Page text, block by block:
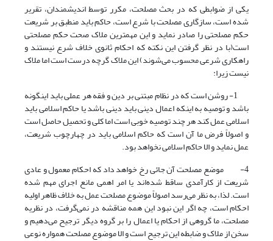
یکی از ضوابطی که در بحث مصلحت، مکرر توسط اندیشمندان، تقریر
شده است، سازگاری مصلحت با شرع است، حاکم باید منطبق بر شریعت
حکم مصلحتی را صادر نماید و این مهمترین ملاک صحت حکم مصلحتی
است(با در نظر گرفتن این نکته که احکام ثانوی خلاف شرع نیستند و
راهکاری شرعی محسوب می‌شوند) این ملاک گرچه درست است اما ملاک
نیست زیرا:
1- روشن است که در نظام مبتنی بر دین و فقه هر عملی باید اینگونه
باشد و توصیه به اینکه اعمال دینی باید دینی باشد یا حاکم اسلامی باید
اسلامی عمل کند هر چند توصیه خوبی است اما کلی و تحصیل حاصل است
و اصولاً فرض ما آن است که حاکم اسلامی باید در چهارچوب شریعت،
عمل نماید و الا حاکم اسلامی نخواهد بود.
4- موضع مصلحت آن جائی رخ خواهد داد که احکام معمول و عادی
شریعت از کارآمدی ساقط شده‌اند یا امر اهمی مانع اجرای مهم شده
است. لذا، به نظر می‌رسد اصولاً موضوع مصلحت عمل به خلاف ظاهر اولیه
احکام است، چه اگر این نبود این همه مناقشه در نمی‌گرفت، در نظریه
مصلحت، ما گروهی از احکام یا اعمال را بر گروه دیگر ترجیح می‌دهیم و
سخن از ملاک و ضابطه این ترجیح است و الا موضوع مصلحت همواره نوعی